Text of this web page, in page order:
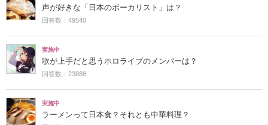
声が好きな「日本のボーカリスト」は？
回答数：49540
実施中
歌が上手だと思うホロライブのメンバーは？
回答数：23888
実施中
ラーメンって日本食？それとも中華料理？